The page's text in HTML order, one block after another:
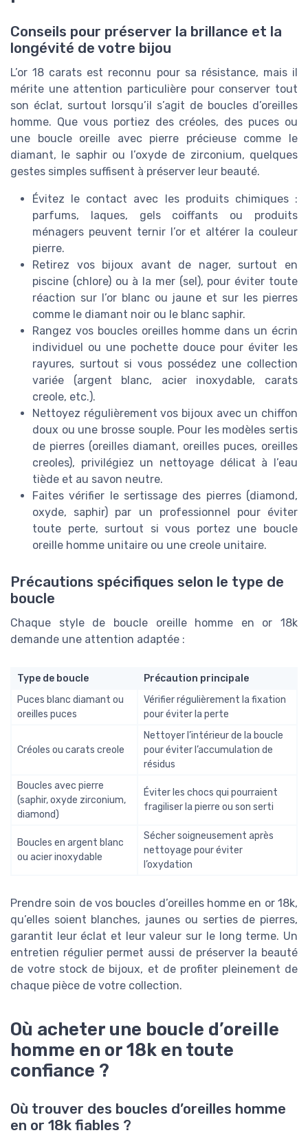
Conseils pour préserver la brillance et la
longévité de votre bijou
L’or 18 carats est reconnu pour sa résistance, mais il
mérite une attention particulière pour conserver tout
son éclat, surtout lorsqu’il s’agit de boucles d’oreilles
homme. Que vous portiez des créoles, des puces ou
une boucle oreille avec pierre précieuse comme le
diamant, le saphir ou l’oxyde de zirconium, quelques
gestes simples suffisent à préserver leur beauté.
Évitez le contact avec les produits chimiques :
parfums, laques, gels coiffants ou produits
ménagers peuvent ternir l’or et altérer la couleur
pierre.
Retirez vos bijoux avant de nager, surtout en
piscine (chlore) ou à la mer (sel), pour éviter toute
réaction sur l’or blanc ou jaune et sur les pierres
comme le diamant noir ou le blanc saphir.
Rangez vos boucles oreilles homme dans un écrin
individuel ou une pochette douce pour éviter les
rayures, surtout si vous possédez une collection
variée (argent blanc, acier inoxydable, carats
creole, etc.).
Nettoyez régulièrement vos bijoux avec un chiffon
doux ou une brosse souple. Pour les modèles sertis
de pierres (oreilles diamant, oreilles puces, oreilles
creoles), privilégiez un nettoyage délicat à l’eau
tiède et au savon neutre.
Faites vérifier le sertissage des pierres (diamond,
oxyde, saphir) par un professionnel pour éviter
toute perte, surtout si vous portez une boucle
oreille homme unitaire ou une creole unitaire.
Précautions spécifiques selon le type de
boucle
Chaque style de boucle oreille homme en or 18k
demande une attention adaptée :
Type de boucle
Précaution principale
Puces blanc diamant ou
oreilles puces
Vérifier régulièrement la fixation
pour éviter la perte
Créoles ou carats creole
Nettoyer l’intérieur de la boucle
pour éviter l’accumulation de
résidus
Boucles avec pierre
(saphir, oxyde zirconium,
diamond)
Éviter les chocs qui pourraient
fragiliser la pierre ou son serti
Boucles en argent blanc
ou acier inoxydable
Sécher soigneusement après
nettoyage pour éviter
l’oxydation
Prendre soin de vos boucles d’oreilles homme en or 18k,
qu’elles soient blanches, jaunes ou serties de pierres,
garantit leur éclat et leur valeur sur le long terme. Un
entretien régulier permet aussi de préserver la beauté
de votre stock de bijoux, et de profiter pleinement de
chaque pièce de votre collection.
Où acheter une boucle d’oreille
homme en or 18k en toute
confiance ?
Où trouver des boucles d’oreilles homme
en or 18k fiables ?